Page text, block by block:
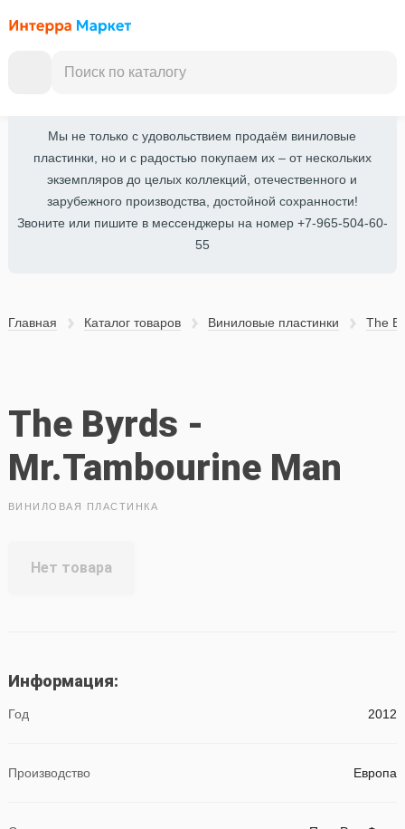
Мы не только с удовольствием продаём виниловые
пластинки, но и с радостью покупаем их – от нескольких
экземпляров до целых коллекций, отечественного и
зарубежного производства, достойной сохранности!
Звоните или пишите в мессенджеры на номер +7-965-504-60-
55
Главная Каталог товаров Виниловые пластинки The
The Byrds -
Mr.Tambourine Man
ВИНИЛОВАЯ ПЛАСТИНКА
Нет товара
Информация:
Год 2012
Производство Европа